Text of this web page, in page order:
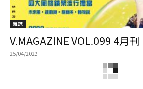
雜誌
V.MAGAZINE VOL.099 4月刊
25/04/2022